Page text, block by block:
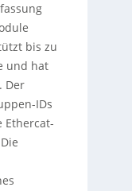
bis zu
und hat
Der
IDs
Ethercat-